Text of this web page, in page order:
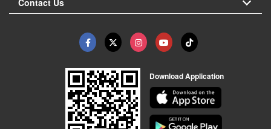
Contact Us
Download Application